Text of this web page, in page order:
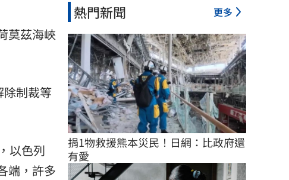
莫茲海峽
除制裁等
以色列
端，許多
熱門新聞 更多
捐1物救援熊本災民！日網：比政府還
有愛